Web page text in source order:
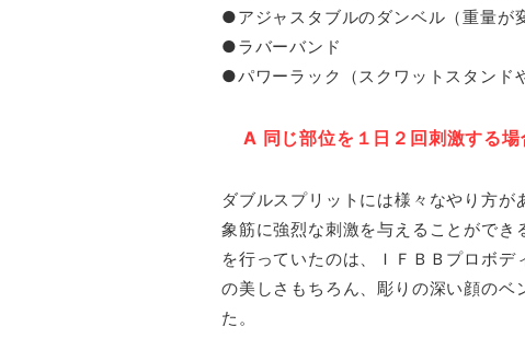
●アジャスタブルのダンベル（重量が
●ラバーバンド
●パワーラック（スクワットスタンド
A 同じ部位を１日２回刺激する場
ダブルスプリットには様々なやり方
象筋に強烈な刺激を与えることがで
を行っていたのは、ＩＦＢＢプロボ
の美しさもちろん、彫りの深い顔のベ
た。